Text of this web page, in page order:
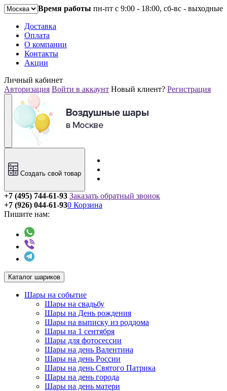
Время работы пн-пт с 9:00 - 18:00, сб-вс - выходные
Доставка
Оплата
О компании
Контакты
Акции
Личный кабинет
Авторизация Войти в аккаунт Новый клиент? Регистрация
Создать свой товар
+7 (495) 744-61-93 Заказать обратный звонок
+7 (926) 044-61-93
Пишите нам:
0 Корзина
Каталог шариков
Шары на событие
Шары на свадьбу
Шары на День рождения
Шары на выписку из роддома
Шары на 1 сентября
Шары для фотосессии
Шары на день Валентина
Шары на день России
Шары на день Святого Патрика
Шары на день города
Шары на день матери